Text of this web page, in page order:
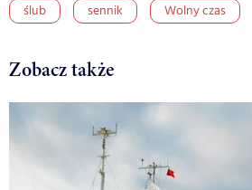
ślub sennik Wolny czas
Zobacz także